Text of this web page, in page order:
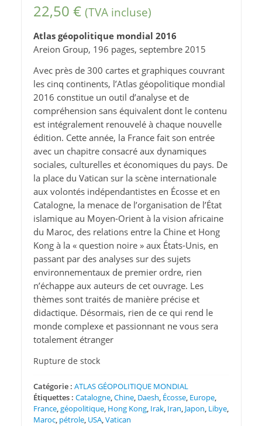
22,50 € (TVA incluse)
Atlas géopolitique mondial 2016
Areion Group, 196 pages, septembre 2015
Avec près de 300 cartes et graphiques couvrant
les cinq continents, l’Atlas géopolitique mondial
2016 constitue un outil d’analyse et de
compréhension sans équivalent dont le contenu
est intégralement renouvelé à chaque nouvelle
édition. Cette année, la France fait son entrée
avec un chapitre consacré aux dynamiques
sociales, culturelles et économiques du pays. De
la place du Vatican sur la scène internationale
aux volontés indépendantistes en Écosse et en
Catalogne, la menace de l’organisation de l’État
islamique au Moyen-Orient à la vision africaine
du Maroc, des relations entre la Chine et Hong
Kong à la « question noire » aux États-Unis, en
passant par des analyses sur des sujets
environnementaux de premier ordre, rien
n’échappe aux auteurs de cet ouvrage. Les
thèmes sont traités de manière précise et
didactique. Désormais, rien de ce qui rend le
monde complexe et passionnant ne vous sera
totalement étranger
Rupture de stock
Catégorie : ATLAS GÉOPOLITIQUE MONDIAL
Étiquettes : Catalogne,Chine, Daesh, Écosse, Europe,
France,géopolitique, Hong Kong, Irak, Iran, Japon, Libye,
Maroc, pétrole, USA,Vatican